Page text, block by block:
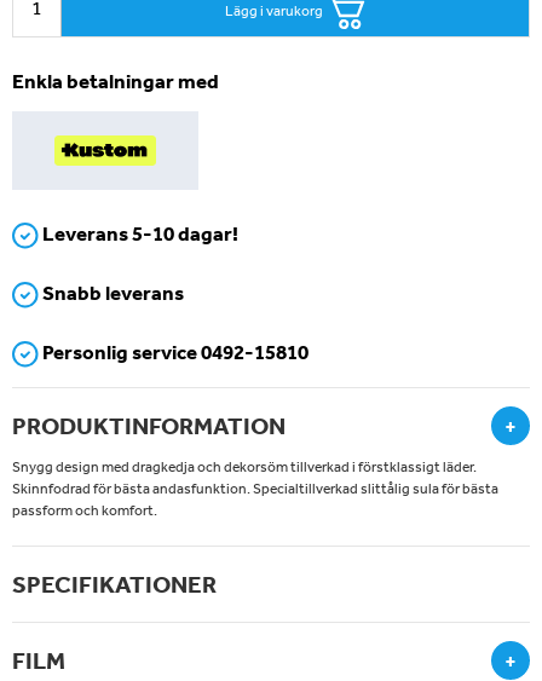
Lägg i varukorg
Enkla betalningar med
Leverans 5-10 dagar!
Snabb leverans
Personlig service 0492-15810
PRODUKTINFORMATION +
Snygg design med dragkedja och dekorsöm tillverkad i förstklassigt läder.
Skinnfodrad för bästa andasfunktion. Specialtillverkad slittålig sula för bästa
passform och komfort.
SPECIFIKATIONER
FILM +